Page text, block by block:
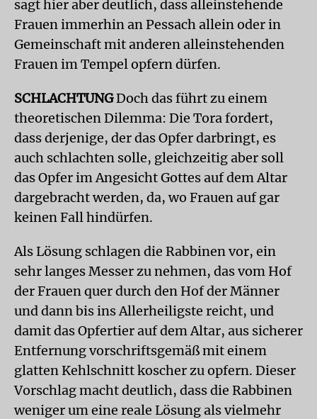
sagt hier aber deutlich, dass alleinstehende
Frauen immerhin an Pessach allein oder in
Gemeinschaft mit anderen alleinstehenden
Frauen im Tempel opfern dürfen.
SCHLACHTUNGDoch das führt zu einem
theoretischen Dilemma: Die Tora fordert,
dass derjenige, der das Opfer darbringt, es
auch schlachten solle, gleichzeitig aber soll
das Opfer im Angesicht Gottes auf dem Altar
dargebracht werden, da, wo Frauen auf gar
keinen Fall hindürfen.
Als Lösung schlagen die Rabbinen vor, ein
sehr langes Messer zu nehmen, das vom Hof
der Frauen quer durch den Hof der Männer
und dann bis ins Allerheiligste reicht, und
damit das Opfertier auf dem Altar, aus sicherer
Entfernung vorschriftsgemäß mit einem
glatten Kehlschnitt koscher zu opfern. Dieser
Vorschlag macht deutlich, dass die Rabbinen
weniger um eine reale Lösung als vielmehr